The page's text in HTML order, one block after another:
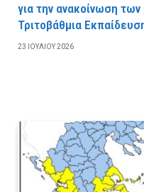
για την ανακοίνωση
Τριτοβάθμια
23 ΙΟΥΛΊΟΥ 2026